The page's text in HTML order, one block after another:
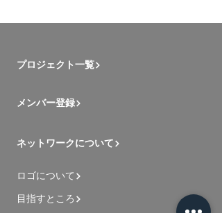
プロジェクト一覧
メンバー登録
ネットワークについて
ロゴについて
目指すところ